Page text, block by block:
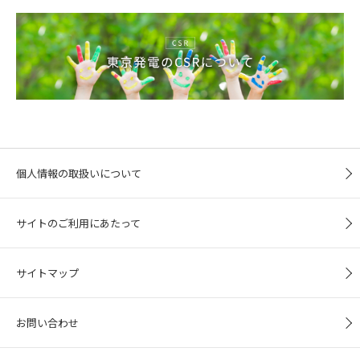
個人情報の取扱いについて
サイトのご利用にあたって
サイトマップ
お問い合わせ